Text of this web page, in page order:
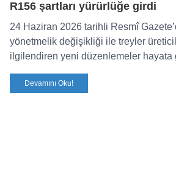
R156 şartları yürürlüğe girdi
24 Haziran 2026 tarihli Resmî
yönetmelik değişikliği ile treyler
ilgilendiren yeni düzenlemeler hayata
Devamını Oku!